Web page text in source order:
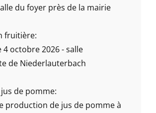
du foyer près de la mairie
fruitière:
4 octobre 2026 - salle
de Niederlauterbach
de pomme:
production de jus de pomme à